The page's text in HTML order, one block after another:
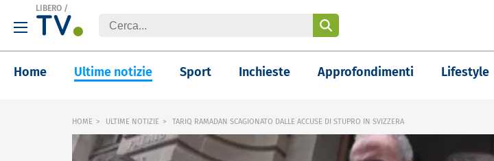
LIBERO /
Home Ultime notizie Sport Inchieste Approfondimenti Lifestyle
HOME ULTIME NOTIZIE TARIQ RAMADAN SCAGIONATO DALLE ACCUSE DI STUPRO IN SVIZZERA